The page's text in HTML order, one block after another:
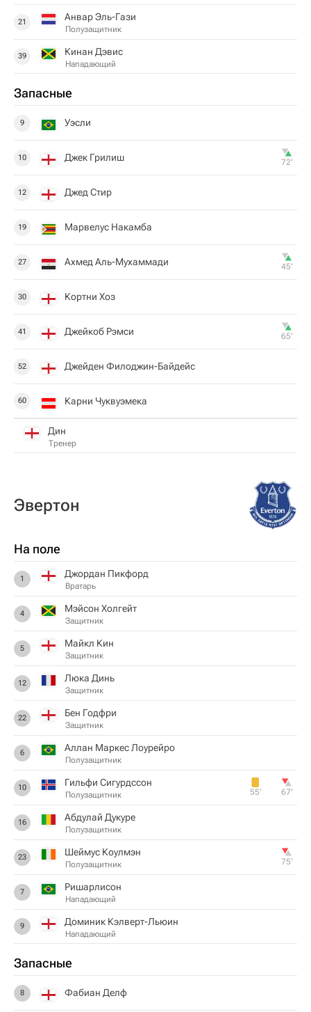
21 Анвар Эль-Гази
Полузащитник
39 Кинан Дэвис
Нападающий
Запасные
9 Уэсли
10 Джек Грилиш 72‎’‎
12 Джед Стир
19 Марвелус Накамба
27 Ахмед Аль-Мухаммади 45‎’‎
30 Кортни Хоз
41 Джейкоб Рэмси 65‎’‎
52 Джейден Филоджин-Байдейс
60 Карни Чуквуэмека
Дин
Тренер
Эвертон
На поле
1 Джордан Пикфорд
Вратарь
4 Мэйсон Холгейт
Защитник
5 Майкл Кин
Защитник
12 Люка Динь
Защитник
22 Бен Годфри
Защитник
6 Аллан Маркес Лоурейро
Полузащитник
10 Гильфи Сигурдссон
Полузащитник 55‎’‎ 67‎’‎
16 Абдулай Дукуре
Полузащитник
23 Шеймус Коулмэн
Полузащитник 75‎’‎
7 Ришарлисон
Нападающий
9 Доминик Кэлверт-Льюин
Нападающий
Запасные
8 Фабиан Делф